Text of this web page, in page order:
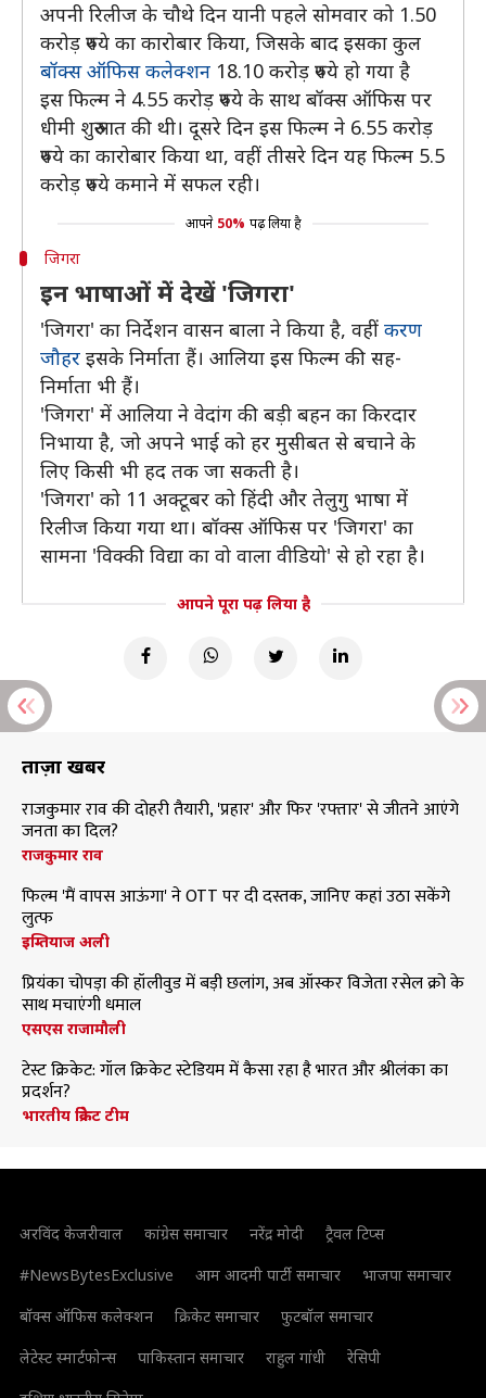
अपनी रिलीज के चौथे दिन यानी पहले सोमवार को 1.50
करोड़ रुपये का कारोबार किया, जिसके बाद इसका कुल
बॉक्स ऑफिस कलेक्शन 18.10 करोड़ रुपये हो गया है
इस फिल्म ने 4.55 करोड़ रुपये के साथ बॉक्स ऑफिस पर
धीमी शुरुआत की थी। दूसरे दिन इस फिल्म ने 6.55 करोड़
रुपये का कारोबार किया था, वहीं तीसरे दिन यह फिल्म 5.5
करोड़ रुपये कमाने में सफल रही।
आपने 50% पढ़ लिया है
जिगरा
इन भाषाओं में देखें 'जिगरा'
'जिगरा' का निर्देशन वासन बाला ने किया है, वहीं करण
जौहर इसके निर्माता हैं। आलिया इस फिल्म की सह-
निर्माता भी हैं।
'जिगरा' में आलिया ने वेदांग की बड़ी बहन का किरदार
निभाया है, जो अपने भाई को हर मुसीबत से बचाने के
लिए किसी भी हद तक जा सकती है।
'जिगरा' को 11 अक्टूबर को हिंदी और तेलुगु भाषा में
रिलीज किया गया था। बॉक्स ऑफिस पर 'जिगरा' का
सामना 'विक्की विद्या का वो वाला वीडियो' से हो रहा है।
आपने पूरा पढ़ लिया है
ताज़ा खबरें
राजकुमार राव की दोहरी तैयारी, 'प्रहार' और फिर 'रफ्तार' से जीतने आएंगे
जनता का दिल?
राजकुमार राव
फिल्म 'मैं वापस आऊंगा' ने OTT पर दी दस्तक, जानिए कहां उठा सकेंगे
लुत्फ
इम्तियाज अली
प्रियंका चोपड़ा की हॉलीवुड में बड़ी छलांग, अब ऑस्कर विजेता रसेल क्रो के
साथ मचाएंगी धमाल
एसएस राजामौली
टेस्ट क्रिकेट: गॉल क्रिकेट स्टेडियम में कैसा रहा है भारत और श्रीलंका का
प्रदर्शन?
भारतीय क्रिकेट टीम
अरविंद केजरीवाल कांग्रेस समाचार नरेंद्र मोदी
ट्रैवल टिप्स
#NewsBytesExclusive
आम आदमी पार्टी समाचार
भाजपा समाचार
बॉक्स ऑफिस कलेक्शन
क्रिकेट समाचार
फुटबॉल समाचार
लेटेस्ट स्मार्टफोन्स
पाकिस्तान समाचार राहुल गांधी
रेसिपी